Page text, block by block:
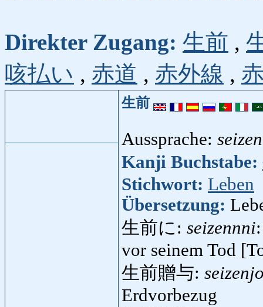
Direkter Zugang: 生前 ,
咳払い , 赤道 , 赤外線 ,
生前
Aussprache: seizen
Kanji Buchstabe:
Stichwort: Leben
Übersetzung:
生前に: seizennni
vor seinem Tod
生前贈与:
Erdvorbezug